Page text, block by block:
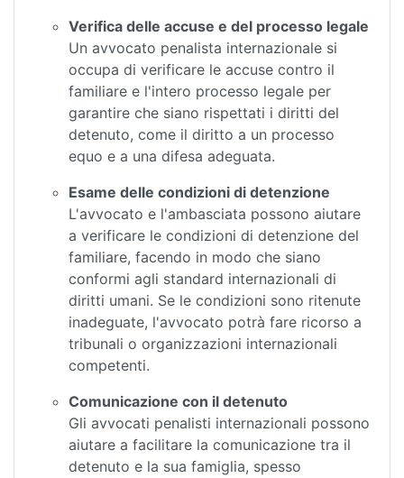
Verifica delle accuse e del processo legale
Un avvocato penalista internazionale si
occupa di verificare le accuse contro il
familiare e l'intero processo legale per
garantire che siano rispettati i diritti del
detenuto, come il diritto a un processo
equo e a una difesa adeguata.
Esame delle condizioni di detenzione
L'avvocato e l'ambasciata possono aiutare
a verificare le condizioni di detenzione del
familiare, facendo in modo che siano
conformi agli standard internazionali di
diritti umani. Se le condizioni sono ritenute
inadeguate, l'avvocato potrà fare ricorso a
tribunali o organizzazioni internazionali
competenti.
Comunicazione con il detenuto
Gli avvocati penalisti internazionali possono
aiutare a facilitare la comunicazione tra il
detenuto e la sua famiglia, spesso